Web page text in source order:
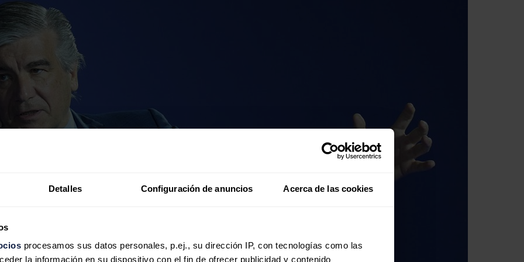
Detalles Configuración de anuncios Acerca de las cookies
procesamos sus datos personales, p.ej., su dirección IP, con tecnologías como las
la información en su dispositivo con el fin de ofrecer publicidad y contenido